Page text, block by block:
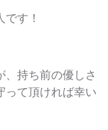
す！
持ち前の優しさ
って頂ければ幸い